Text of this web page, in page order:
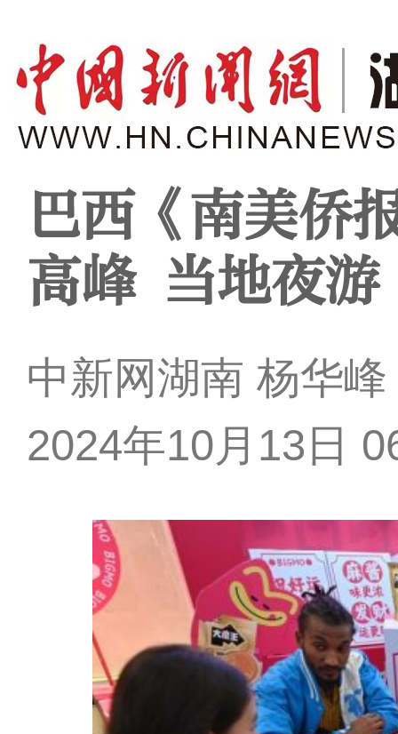
巴西《南美侨
高峰 当地夜
中新网湖南 杨华峰
2024年10月13日